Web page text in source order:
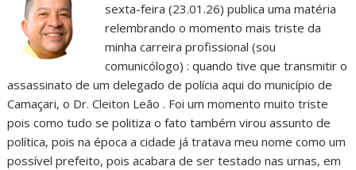
sexta-feira (23.01.26) publica uma matéria
relembrando o momento mais triste da
minha carreira profissional (sou
comunicólogo) : quando tive que transmitir o
assassinato de um delegado de polícia aqui do município de
Camaçari, o Dr. Cleiton Leão . Foi um momento muito triste
pois como tudo se politiza o fato também virou assunto de
política, pois na época a cidade já tratava meu nome como um
possível prefeito, pois acabara de ser testado nas urnas, em